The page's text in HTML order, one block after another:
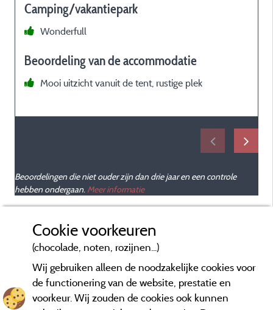
Camping/vakantiepark
Wonderfull
Beoordeling van de accommodatie
Mooi uitzicht vanuit de tent, rustige plek
Beoordelingen die niet ouder zijn dan drie jaar en een controle
hebben ondergaan. Meer informatie
Cookie voorkeuren
(chocolade, noten, rozijnen...)
Wij gebruiken alleen de noodzakelijke cookies voor
de functionering van de website, prestatie en
voorkeur. Wij zouden de cookies ook kunnen